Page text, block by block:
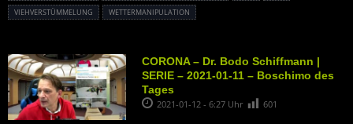
VIEHVERSTÜMMELUNG
WETTERMANIPULATION
CORONA – Dr. Bodo Schiffmann |
SERIE – 2021-01-11 – Boschimo des
Tages
2021-01-12 - 6:27 Uhr 601